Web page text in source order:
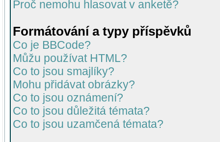
Proč nemohu hlasovat v anketě?
Formátování a typy příspěvků
Co je BBCode?
Můžu používat HTML?
Co to jsou smajlíky?
Mohu přidávat obrázky?
Co to jsou oznámení?
Co to jsou důležitá témata?
Co to jsou uzamčená témata?